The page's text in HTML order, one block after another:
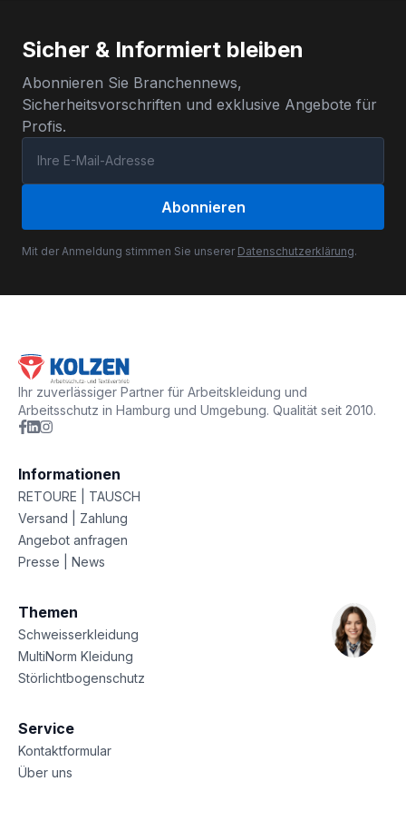
Sicher & Informiert bleiben
Abonnieren Sie Branchennews,
Sicherheitsvorschriften und exklusive Angebote für
Profis.
Abonnieren
Mit der Anmeldung stimmen Sie unserer Datenschutzerklärung.
Ihr zuverlässiger Partner für Arbeitskleidung und
Arbeitsschutz in Hamburg und Umgebung. Qualität seit 2010.
Informationen
RETOURE | TAUSCH
Versand | Zahlung
Angebot anfragen
Presse | News
Themen
Schweisserkleidung
MultiNorm Kleidung
Störlichtbogenschutz
Service
Kontaktformular
Über uns